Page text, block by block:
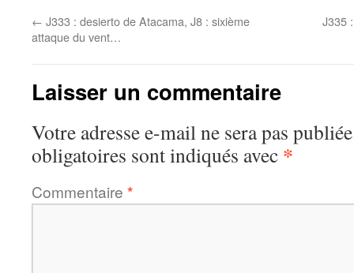
← J333 : desierto de Atacama, J8 : sixième
attaque du vent…
J335
Laisser un commentaire
Votre adresse e-mail ne sera pas
obligatoires sont indiqués avec *
Commentaire *